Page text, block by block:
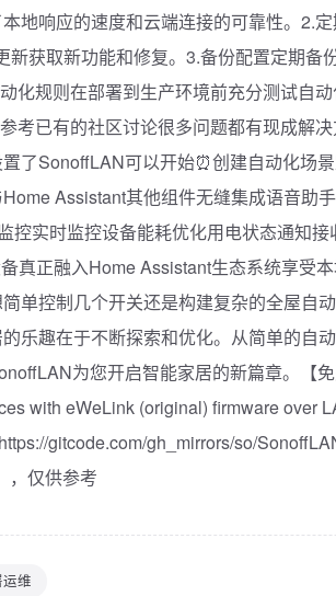
地响应的速度和云端连接的可靠性。2.
新获取新功能和修复。3.备份配置定期备
化规则在部署到生产环境前充分测试自
考已有的社区讨论很多问题都有现成解
了SonoffLAN可以开始⏰创建自动化场
Assistant其他组件无缝集成️语音助
控实时监控设备能耗优化用电状态通知接
真正融入Home Assistant生态系统享受
单控制几个开关还是构建复杂的全屋自
乐趣在于不断探索和优化。从简单的自
为您开启智能家居的新篇章。【免
with eWeLink (original) firmware over
gitcode.com/gh_mirrors/so/
，仅供参考
维